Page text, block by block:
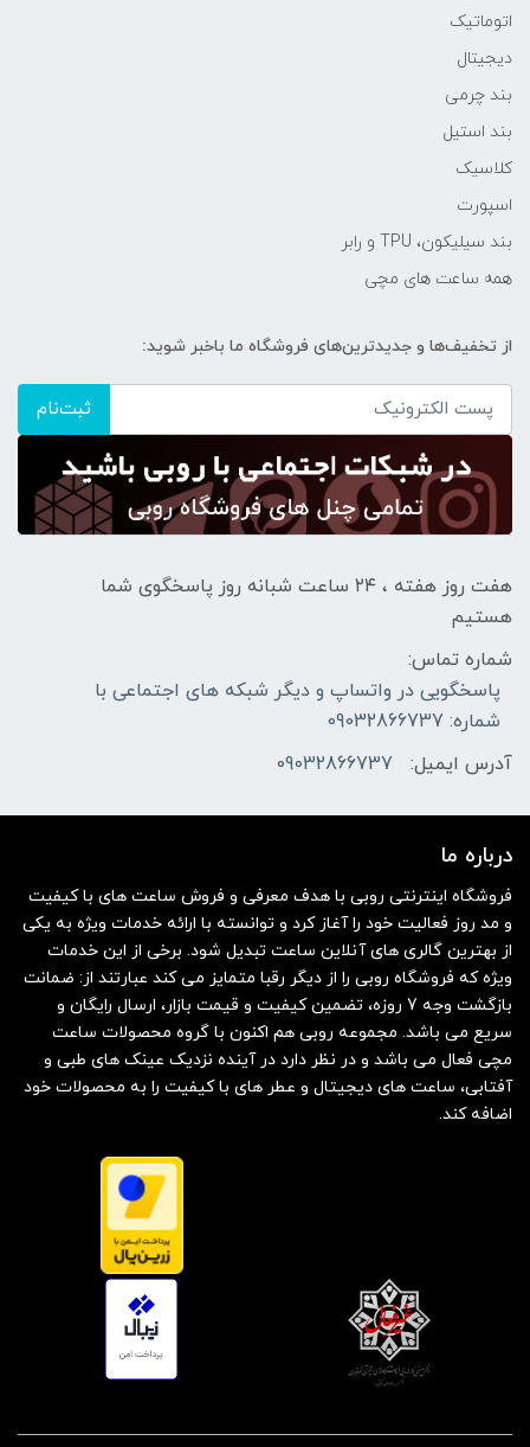
اتوماتیک
دیجیتال
بند چرمی
بند استیل
کلاسیک
اسپورت
بند سیلیکون، TPU و رابر
همه ساعت های مچی
از تخفیف‌ها و جدیدترین‌های فروشگاه ما باخبر شوید:
ثبت‌نام
هفت روز هفته ، ۲۴ ساعت شبانه‌ روز پاسخگوی شما
هستیم
شماره تماس:
پاسخگویی در واتساپ و دیگر شبکه های اجتماعی با
شماره: 09032866737
آدرس ایمیل:
09032866737
درباره ما
فروشگاه اینترنتی روبی با هدف معرفی و فروش ساعت های با کیفیت
و مد روز فعالیت خود را آغاز کرد و توانسته با ارائه خدمات ویژه به یکی
از بهترین گالری های آنلاین ساعت تبدیل شود. برخی از این خدمات
ویژه که فروشگاه روبی را از دیگر رقبا متمایز می کند عبارتند از: ضمانت
بازگشت وجه 7 روزه، تضمین کیفیت و قیمت بازار، ارسال رایگان و
سریع می باشد. مجموعه روبی هم اکنون با گروه محصولات ساعت
مچی فعال می باشد و در نظر دارد در آینده نزدیک عینک های طبی و
آفتابی، ساعت های دیجیتال و عطر های با کیفیت را به محصولات خود
اضافه کند.